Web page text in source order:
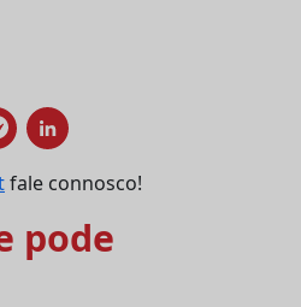
fale connosco!
pode